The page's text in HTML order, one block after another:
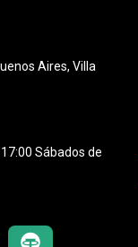
Aires, Villa
Sábados de